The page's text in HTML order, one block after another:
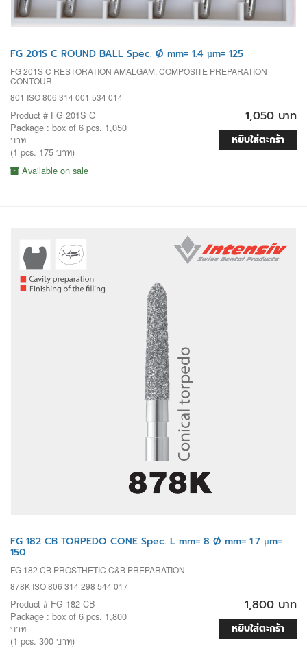
FG 201S C ROUND BALL Spec. Ø mm= 1.4 µm= 125
FG 201S C RESTORATION AMALGAM, COMPOSITE PREPARATION
CONTOUR
801 ISO 806 314 001 534 014
Product # FG 201S C
Package : box of 6 pcs. 1,050
บาท
(1 pcs. 175 บาท)
Available on sale
1,050 บาท
หยิบใส่ตะกร้า
FG 182 CB TORPEDO CONE Spec. L mm= 8 Ø mm= 1.7 µm=
150
FG 182 CB PROSTHETIC C&B PREPARATION
878K ISO 806 314 298 544 017
Product # FG 182 CB
Package : box of 6 pcs. 1,800
บาท
(1 pcs. 300 บาท)
1,800 บาท
หยิบใส่ตะกร้า